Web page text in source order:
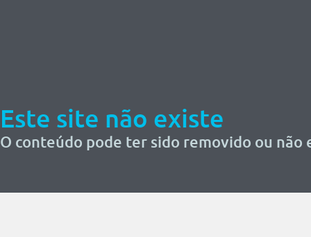
Este site não existe
O conteúdo pode ter sido removido ou não